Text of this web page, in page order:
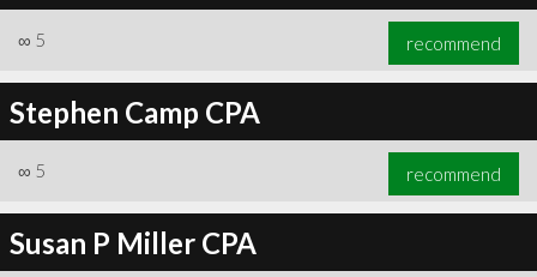
∞ 5 recommend
Stephen Camp CPA
∞ 5 recommend
Susan P Miller CPA